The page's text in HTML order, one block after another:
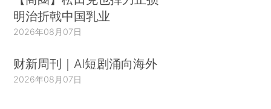
明治折戟中国乳业
2026年08月07日
财新周刊｜AI短剧涌向海外
2026年08月07日